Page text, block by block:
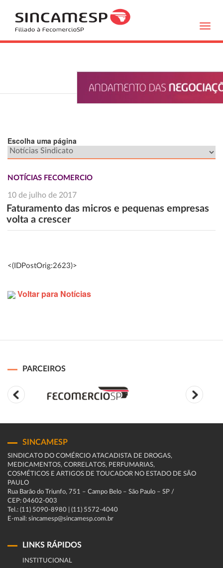
Escolha uma página
NOTÍCIAS FECOMERCIO
10 de julho de 2017
Faturamento das micros e pequenas empresas
volta a crescer
<(IDPostOrig:2623)>
Voltar para Notícias
PARCEIROS
SINCAMESP
SINDICATO DO COMÉRCIO ATACADISTA DE DROGAS,
MEDICAMENTOS, CORRELATOS, PERFUMARIAS,
COSMÉTICOS E ARTIGOS DE TOUCADOR NO ESTADO DE SÃO
PAULO
Rua Barão do Triunfo, 751 – Campo Belo – São Paulo – SP /
CEP: 04602-003
Tel.: (11) 5090-8980 | (11) 5572-4040
E-mail: sincamesp@sincamesp.com.br
LINKS RÁPIDOS
INSTITUCIONAL